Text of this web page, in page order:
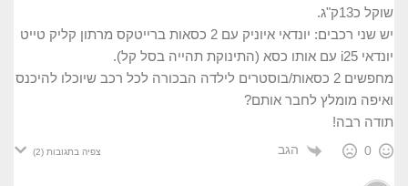
שוקל כ13ק"ג.
יש שני רכבים: יונדאי איוניק עם 2 כסאות ברייטקס מרתון קליק טייט
יונדאי i25 עם אותו כסא (התינוקת תהייה בסל קל).
מחפשים 2 כסאות/בוסטרים לילדה הבכורה לכל רכב שיוכלו להיכנס
ואיפה מומלץ לחבר אותם?
תודה רבה!
0 הגב צפיה בתגובות (2)